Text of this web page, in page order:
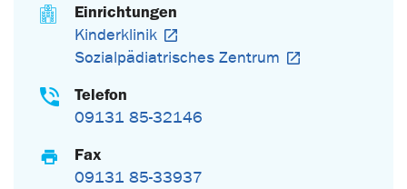
Einrichtungen
Kinderklinik
Sozialpädiatrisches Zentrum
Telefon
09131 85-32146
Fax
09131 85-33937